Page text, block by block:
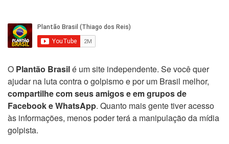
O Plantão Brasilé um site independente. Se você quer
ajudar na luta contra o golpismo e por um Brasil melhor,
compartilhe com seus amigos e em grupos de
Facebook e WhatsApp. Quanto mais gente tiver acesso
às informações, menos poder terá a manipulação da mídia
golpista.